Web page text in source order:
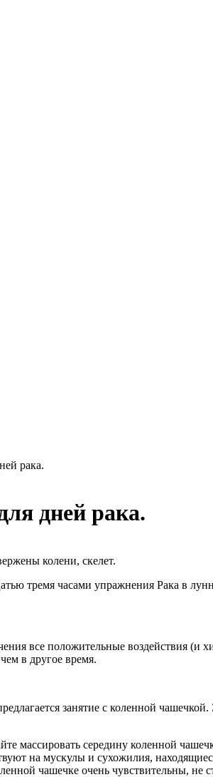
рака.
дней рака.
колени, скелет.
тремя часами упражнения Рака в
все положительные воздействия (и
в другое время.
занятие с коленной
массировать середину коленной
на мускулы и сухожилия,
чашечке очень чувствительны, не